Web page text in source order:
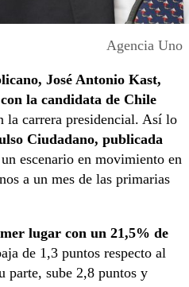
Agencia Uno
José Antonio Kast,
la candidata de Chile
la carrera presidencial. Así lo
Ciudadano, publicada
escenario en movimiento en
a un mes de las primarias
lugar con un 21,5% de
de 1,3 puntos respecto al
parte, sube 2,8 puntos y